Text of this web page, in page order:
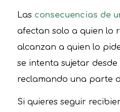
Las consecuencias de
afectan solo a quien lo
alcanzan a quien lo
se intenta sujetar
reclamando una parte
Si quieres seguir